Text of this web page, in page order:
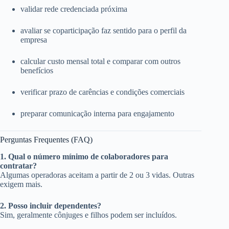
validar rede credenciada próxima
avaliar se coparticipação faz sentido para o perfil da
empresa
calcular custo mensal total e comparar com outros
benefícios
verificar prazo de carências e condições comerciais
preparar comunicação interna para engajamento
Perguntas Frequentes (FAQ)
1. Qual o número mínimo de colaboradores para
contratar?
Algumas operadoras aceitam a partir de 2 ou 3 vidas. Outras
exigem mais.
2. Posso incluir dependentes?
Sim, geralmente cônjuges e filhos podem ser incluídos.